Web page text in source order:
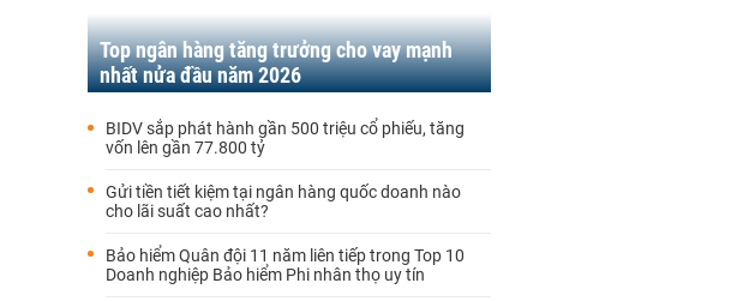
Top ngân hàng tăng trưởng cho vay mạnh
nhất nửa đầu năm 2026
BIDV sắp phát hành gần 500 triệu cổ phiếu, tăng
vốn lên gần 77.800 tỷ
Gửi tiền tiết kiệm tại ngân hàng quốc doanh nào
cho lãi suất cao nhất?
Bảo hiểm Quân đội 11 năm liên tiếp trong Top 10
Doanh nghiệp Bảo hiểm Phi nhân thọ uy tín